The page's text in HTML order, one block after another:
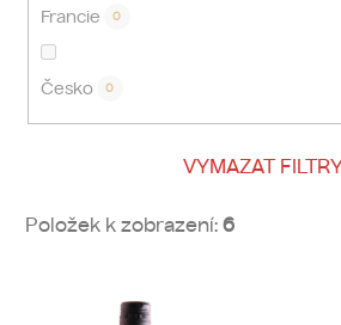
Francie 0
Česko 0
VYMAZAT
Položek k zobrazení: 6